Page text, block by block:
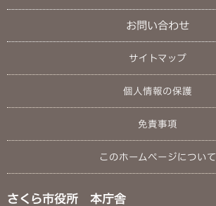
お問い合わせ
サイトマップ
個人情報の保護
免責事項
このホームページについて
さくら市役所 本庁舎